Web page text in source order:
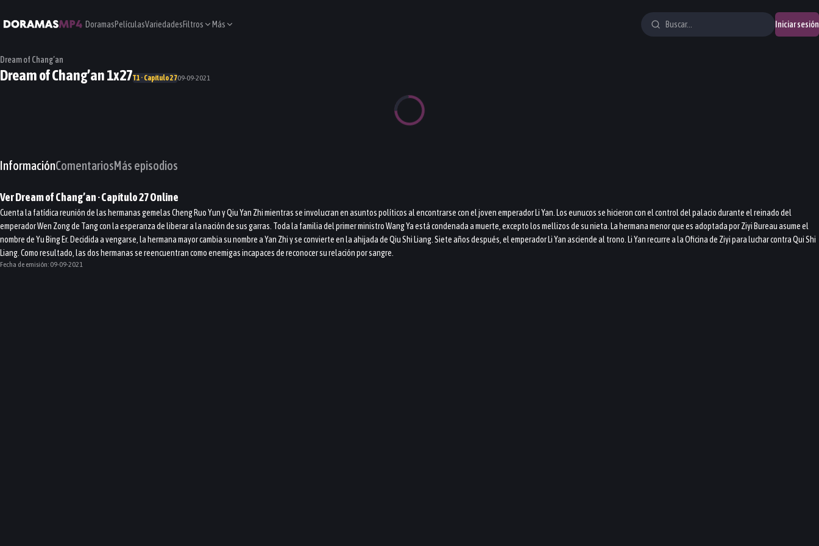
DoramasPelículasVariedadesFiltros Más Iniciar sesión
Dream of Chang’an
Dream of Chang’an 1x27T1 · Capítulo 2709-09-2021
InformaciónComentariosMás episodios
VerDream of Chang’an· Capítulo27Online
Cuenta la fatídica reunión de las hermanas gemelas Cheng Ruo Yun y Qiu Yan Zhi mientras se involucran en asuntos políticos al encontrarse con el joven emperador Li Yan. Los eunucos se hicieron con el control del palacio durante el reinado del
emperador Wen Zong de Tang con la esperanza de liberar a la nación de sus garras. Toda la familia del primer ministro Wang Ya está condenada a muerte, excepto los mellizos de su nieta. La hermana menor que es adoptada por Ziyi Bureau asume el
nombre de Yu Bing Er. Decidida a vengarse, la hermana mayor cambia su nombre a Yan Zhi y se convierte en la ahijada de Qiu Shi Liang. Siete años después, el emperador Li Yan asciende al trono. Li Yan recurre a la Oficina de Ziyi para luchar contra Qui Shi
Liang. Como resultado, las dos hermanas se reencuentran como enemigas incapaces de reconocer su relación por sangre.
Fecha de emisión: 09-09-2021